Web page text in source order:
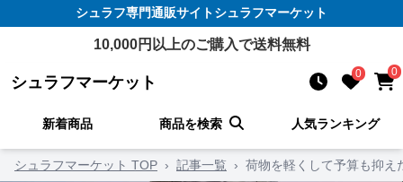
シュラフ専門通販サイトシュラフマーケット
10,000円以上のご購入で送料無料
シュラフマーケット 0 0
新着商品 商品を検索 人気ランキング
シュラフマーケット TOP › 記事一覧 › 荷物を軽くして予算も抑え